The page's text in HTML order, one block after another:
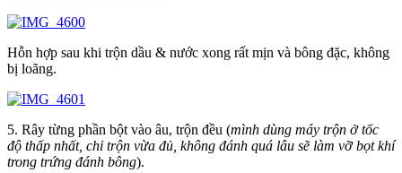
Hỗn hợp sau khi trộn dầu & nước xong rất mịn và bông đặc, không
bị loãng.
5. Rây từng phần bột vào âu, trộn đều (mình dùng máy trộn ở tốc
độ thấp nhất, chỉ trộn vừa đủ, không đánh quá lâu sẽ làm vỡ bọt khí
trong trứng đánh bông).